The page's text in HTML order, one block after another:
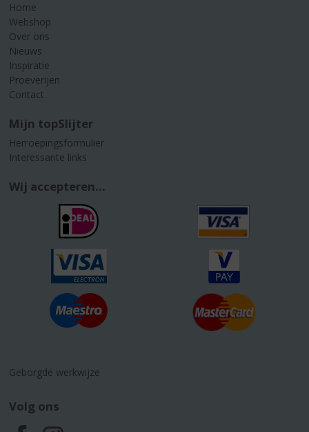
Home
Webshop
Over ons
Nieuws
Inspiratie
Proeverijen
Contact
Mijn topSlijter
Herroepingsformulier
Interessante links
Wij accepteren...
Geborgde werkwijze
Volg ons